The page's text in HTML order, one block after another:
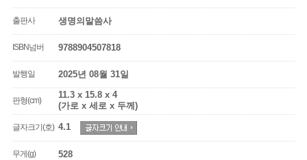
출판사 생명의말씀사
ISBN넘버 9788904507818
발행일 2025년 08월 31일
판형(cm)
11.3 x 15.8 x 4
(가로 x 세로 x 두께)
글자크기(호) 4.1
무게(g) 528